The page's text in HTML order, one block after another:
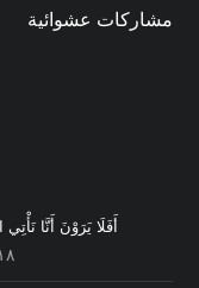
مشاركات عشوائية
أَفَلَا يَرَوْنَ أَنَّا
١٨ أغسطس ٢٠١٧